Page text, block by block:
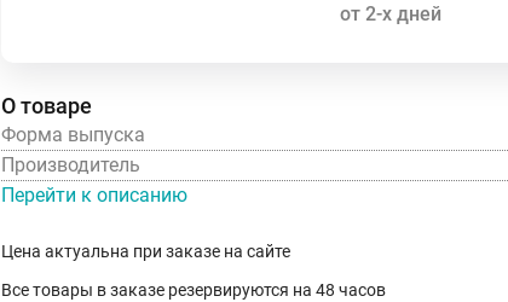
от 2-х дней
О товаре
Форма выпуска
Производитель
Перейти к описанию
Цена актуальна при заказе на сайте
Все товары в заказе резервируются на 48 часов